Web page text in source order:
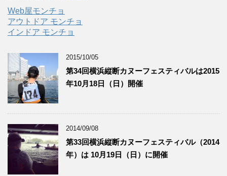
Web屋モンチョ
アウトドア モンチョ
インドア モンチョ
2015/10/05
第34回横浜縦断カヌーフェスティバルは2015
年10月18日（日）開催
2014/09/08
第33回横浜縦断カヌーフェスティバル（2014
年）は 10月19日（日）に開催